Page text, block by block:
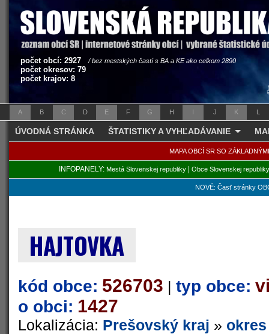
počet obcí: 2927 / bez mestských častí s BA a KE ako celkom 2890
počet okresov: 79
počet krajov: 8
A B C D E F G H I J K L
ÚVODNÁ STRÁNKA ŠTATISTIKY A VYHĽADÁVANIE
MAPA OBCÍ SR SO
INFOPANELY: Mestá Slovenskej republiky| Obce Slovenskej republiky
NOVÉ: Časť stránky
HAJTOVKA
kód obce: 526703 | typ obce:
o obci: 1427
Lokalizácia: Prešovský kraj »